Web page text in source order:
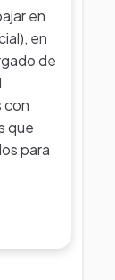
en
en
de
con
que
para